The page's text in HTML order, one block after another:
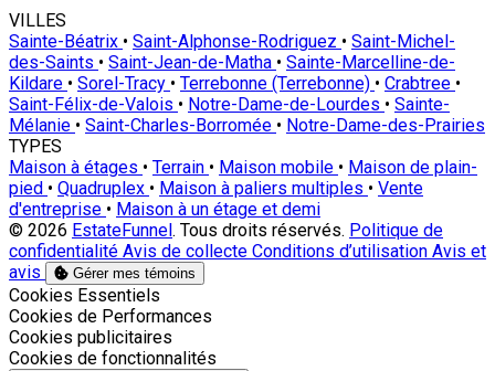
VILLES
Sainte-Béatrix • Saint-Alphonse-Rodriguez • Saint-Michel-
des-Saints • Saint-Jean-de-Matha • Sainte-Marcelline-de-
Kildare • Sorel-Tracy • Terrebonne (Terrebonne) • Crabtree •
Saint-Félix-de-Valois • Notre-Dame-de-Lourdes • Sainte-
Mélanie • Saint-Charles-Borromée • Notre-Dame-des-Prairies
TYPES
Maison à étages • Terrain • Maison mobile • Maison de plain-
pied • Quadruplex • Maison à paliers multiples • Vente
d'entreprise • Maison à un étage et demi
© 2026 EstateFunnel. Tous droits réservés. Politique de
confidentialité Avis de collecte Conditions d’utilisation Avis et
avis
Gérer mes témoins
Activer
Cookies Essentiels
Activer
Cookies de Performances
Activer
Cookies publicitaires
Activer
Cookies de fonctionnalités